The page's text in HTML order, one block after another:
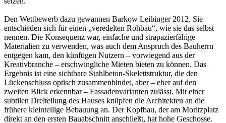
Den Wettbewerb dazu gewannen Barkow Leibinger 2012. Sie
entschieden sich für einen „veredelten Rohbau“, wie sie das selbst
nennen. Die Konsequenz war, einfache und strapazierfähige
Materialien zu verwenden, was auch dem Anspruch des Bauherrn
entgegen kam, den künftigen Nutzern – vorwiegend aus der
Kreativbranche – erschwingliche Mieten bieten zu können. Das
Ergebnis ist eine sichtbare Stahlbeton-Skelettstruktur, die den
Lückenschluss optisch zusammenbindet, aber – eher auf den
zweiten Blick erkennbar – Fassadenvarianten zulässt. Mit einer
subtilen Dreiteilung des Hauses knüpfen die Architekten an die
frühere kleinteilige Bebauung an. Der Kopfbau, der am Moritzplatz
direkt an den ersten Bauabschnitt anschließt, hat hohe Geschosse.